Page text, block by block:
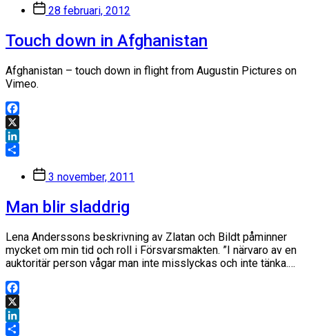
Inläggsdatum
28 februari, 2012
Touch down in Afghanistan
Afghanistan – touch down in flight from Augustin Pictures on
Vimeo.
Facebook
X
LinkedIn
Inläggsdatum
3 november, 2011
Man blir sladdrig
Lena Anderssons beskrivning av Zlatan och Bildt påminner
mycket om min tid och roll i Försvarsmakten. ”I närvaro av en
auktoritär person vågar man inte misslyckas och inte tänka.…
Facebook
X
LinkedIn